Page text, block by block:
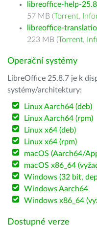
libreoffice-help-
57 MB (Torrent,
libreoffice-
223 MB (Torrent,
Operační systémy
LibreOffice 25.8.7 je k
systémy/architektury:
Linux Aarch64 (deb)
Linux Aarch64 (rpm)
Linux x64 (deb)
Linux x64 (rpm)
macOS (Aarch64/
macOS x86_64
Windows (32 bit,
Windows Aarch64
Windows x86_64
Dostupné verze